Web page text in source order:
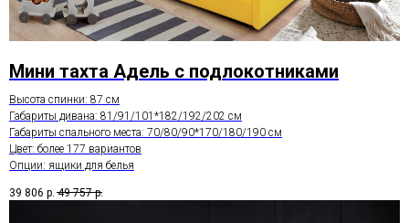
Мини тахта Адель с подлокотниками
Высота спинки: 87 см
Габариты дивана: 81/91/101*182/192/202 см
Габариты спального места: 70/80/90*170/180/190 см
Цвет: более 177 вариантов
Опции: ящики для белья
39 806 р. 49 757 р.